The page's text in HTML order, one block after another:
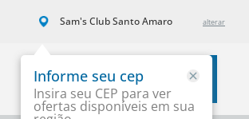
Sam's Club Santo Amaro
Informe seu cep
Insira seu CEP para ver
ofertas disponíveis em sua
Carrinho